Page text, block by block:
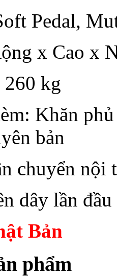
Pedal,
x Cao x
kg
Khăn
bản
chuyển nội
dây lần đầu
Bản
phẩm